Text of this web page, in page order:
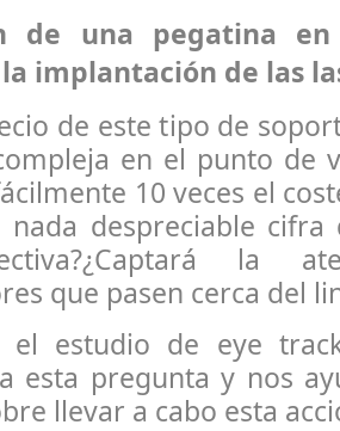
de una pegatina
implantación de las
de este tipo de
en el punto de
10 veces el
nada despreciable cifra
la
que pasen cerca del
el estudio de eye
esta pregunta y nos
llevar a cabo esta